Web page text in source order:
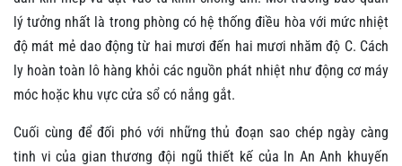
lý tưởng nhất là trong phòng có hệ thống điều hòa với mức nhiệt
độ mát mẻ dao động từ hai mươi đến hai mươi nhăm độ C. Cách
ly hoàn toàn lô hàng khỏi các nguồn phát nhiệt như động cơ máy
móc hoặc khu vực cửa sổ có nắng gắt.
Cuối cùng để đối phó với những thủ đoạn sao chép ngày càng
tinh vi của gian thương đội ngũ thiết kế của In An Anh khuyến